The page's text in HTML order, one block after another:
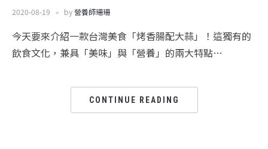
2020-08-19 by營養師珊珊
今天要來介紹一款台灣美食「烤香腸配大蒜」！這獨有的
飲食文化，兼具「美味」與「營養」的兩大特點…
CONTINUE READING